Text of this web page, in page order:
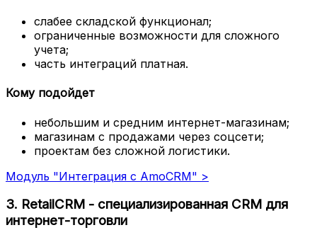
слабее складской функционал;
ограниченные возможности для сложного
учета;
часть интеграций платная.
Кому подойдет
небольшим и средним интернет-магазинам;
магазинам с продажами через соцсети;
проектам без сложной логистики.
Модуль "Интеграция с AmoCRM" >
3. RetailCRM - специализированная CRM для
интернет-торговли